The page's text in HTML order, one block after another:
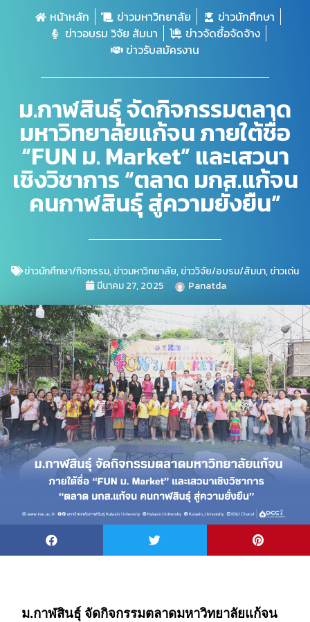
หน้าหลัก ข่าวมหาวิทยาลัย
ข่าวนักศึกษา
ข่าวอบรม วิจัย สัมนา
ข่าวจัดซื้อจัดจ้าง
ข่าวรับสมัครงาน
ม.กาฬสินธุ์ จัดกิจกรรมตลาด
มหาวิทยาลัยแก้จน ภายใต้ชื่อ
“FUN ม. Market” และเสวนา
เชิงวิชาการ “ตลาด มกส.แก้จน
คนกาฬสินธุ์ สู่ความยั่งยืน”
ข่าวนักศึกษา/กิจกรรม,ข่าวมหาวิทยาลัย,ข่าววิจัย/อบรม/สัมนา,ข่าวเด่น
มีนาคม 27, 2025
Panatda
ม.กาฬสินธุ์ จัดกิจกรรมตลาดมหาวิทยาลัยแก้จน